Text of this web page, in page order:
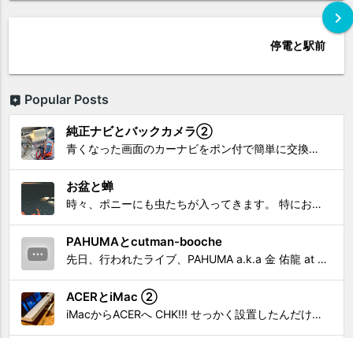
chevron_right
停電と駅前
Popular Posts
純正ナビとバックカメラ②
青くなった画面のカーナビをポン付で簡単に交換、出来ると思っていたら意外と闇多め!!!なDAY①から続く今回は、DAY②。 テスターで調べてみたのだが、結果的にバックカメラからナビ裏まで来てる、配線を見つけることが出来なかった前回。気付けば闇w。 さてさて、この頃のDVDナビ的なT...
お盆と蝉
時々、ポニーにも虫たちが入ってきます。 特にお盆の頃はどの虫かと気になり探してしまう。 今まではキリギリスやすいっちょん、今思えば今年は蝉だったのかな。
PAHUMAとcutman-booche
先日、行われたライブ、PAHUMA a.k.a 金 佑龍 at PONY'STOYから〜 cutman-booche時代の楽曲「立ち上がれ」を映像化させてもらいました。 茅ヶ崎の名店 FROGGIES〜さんで ウリョンはマンススリー・ライブを行っています！ そのライブでウ...
ACERとiMac ②
iMacからACERへ CHK!!! せっかく設置したんだけど〜 画面が真っ暗じゃしょうがないわな。 元のACERモニターを再度、設置🔥 画面のチラツキ、乱れなど不具合、多めですが 見れないより良い。 iMacへ繋いだ時、疑問があった。 せっかくの解像度を生かしてないこと。 2...